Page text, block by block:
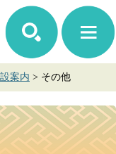
案内 > その他